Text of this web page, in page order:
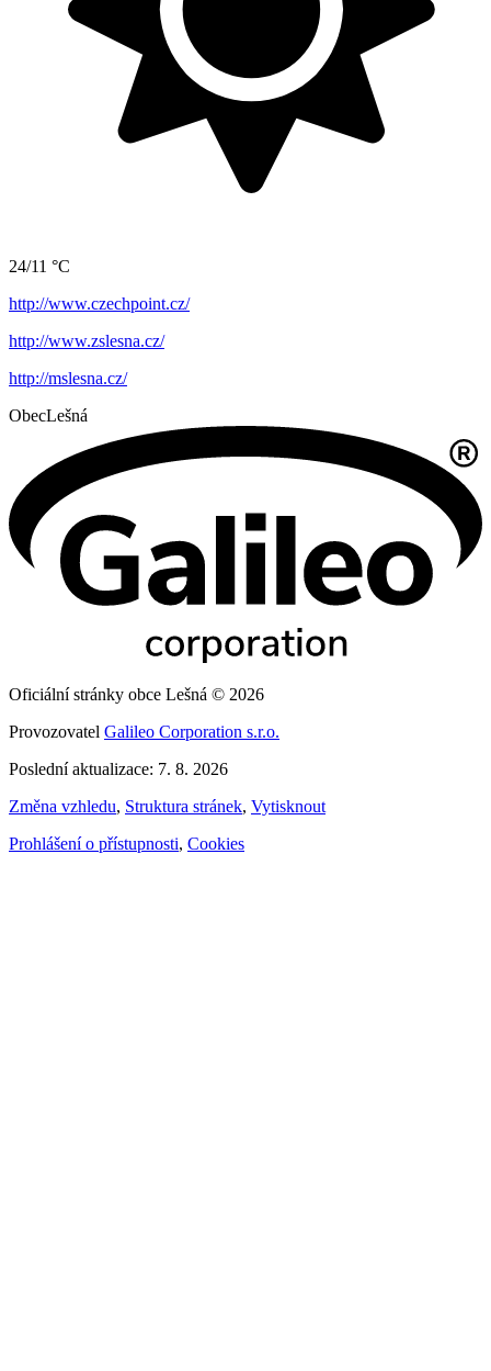
24/11 °C
http://www.czechpoint.cz/
http://www.zslesna.cz/
http://mslesna.cz/
ObecLešná
Oficiální stránky obce Lešná © 2026
Provozovatel Galileo Corporation s.r.o.
Poslední aktualizace: 7. 8. 2026
Změna vzhledu, Struktura stránek, Vytisknout
Prohlášení o přístupnosti, Cookies